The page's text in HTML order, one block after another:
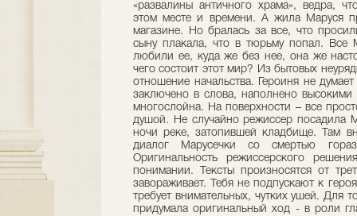
«развалины античного храма», ведра,
этом месте и времени. А жила Маруся
магазине. Но бралась за все, что
сыну плакала, что в тюрьму попал.
любили ее, куда же без нее, она же
чего состоит этот мир? Из бытовых
отношение начальства. Героиня не
заключено в слова, наполнено
многослойна. На поверхности – все
душой. Не случайно режиссер посадила
ночи реке, затопившей кладбище. Там
диалог Марусечки со смертью
Оригинальность режиссерского
понимании. Тексты произносятся от
завораживает. Тебя не подпускают к
требует внимательных, чутких ушей. Для
придумала оригинальный ход - в роли